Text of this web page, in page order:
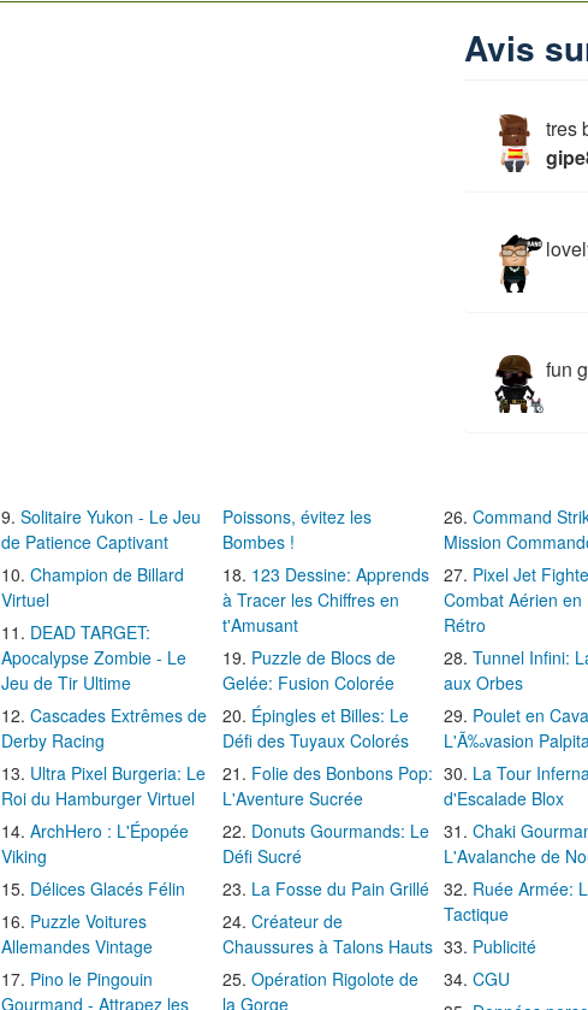
Avis
tres
fun
Solitaire Yukon - Le Jeu
de Patience Captivant
Champion de Billard
Virtuel
DEAD TARGET:
Apocalypse Zombie - Le
Jeu de Tir Ultime
Cascades Extrêmes de
Derby Racing
Ultra Pixel Burgeria: Le
Roi du Hamburger Virtuel
ArchHero : L'Épopée
Viking
Délices Glacés Félin
Puzzle Voitures
Allemandes Vintage
Pino le Pingouin
Gourmand - Attrapez les
Poissons, évitez les
Bombes !
123 Dessine: Apprends
à Tracer les Chiffres en
t'Amusant
Puzzle de Blocs de
Gelée: Fusion Colorée
Épingles et Billes: Le
Défi des Tuyaux Colorés
Folie des Bonbons Pop:
L'Aventure Sucrée
Donuts Gourmands: Le
Défi Sucré
La Fosse du Pain Grillé
Créateur de
Chaussures à Talons Hauts
Opération Rigolote de
la Gorge
Command
Mission
Pixel Jet
Combat Aérien en
Rétro
Tunnel Infini:
aux Orbes
Poulet en
L'Ã‰vasion
La Tour
d'Escalade Blox
Chaki
L'Avalanche de
Ruée Armée:
Tactique
Publicité
CGU